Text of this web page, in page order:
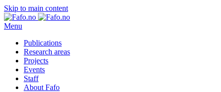
Skip to main content
Menu
Publications
Research areas
Projects
Events
Staff
About Fafo